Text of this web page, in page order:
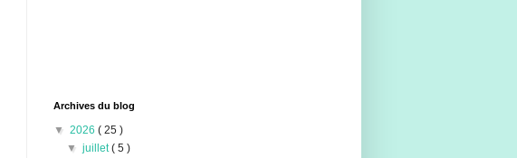
Archives du blog
▼ 2026 ( 25 )
▼juillet( 5 )